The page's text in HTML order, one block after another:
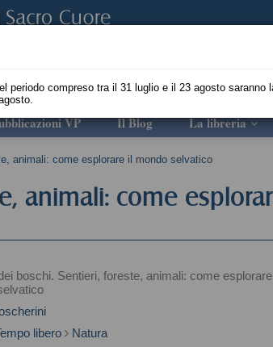
VP Il Blog La libreria
animali: come esplorare il mondo selvatico
animali: come
boschi. Sentieri, foreste, animali: come esplorare
libero
Natura
periodo compreso tra il 31 luglio e il 23 agosto saranno